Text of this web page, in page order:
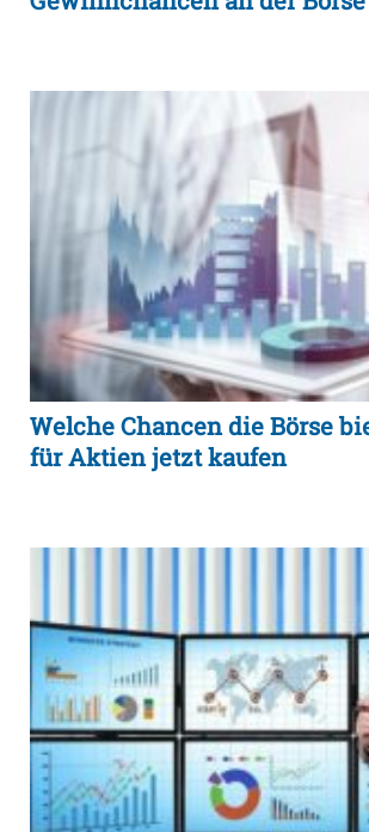
Welche Chancen die Börse
für Aktien jetzt kaufen